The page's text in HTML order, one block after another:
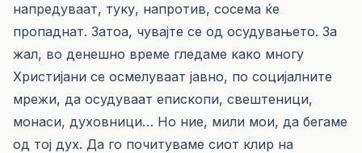
напредуваат, туку, напротив, сосема ќе
пропаднат. Затоа, чувајте се од осудувањето. За
жал, во денешно време гледаме како многу
Христијани се осмелуваат јавно, по социјалните
мрежи, да осудуваат епископи, свештеници,
монаси, духовници… Но ние, мили мои, да бегаме
од тој дух. Да го почитуваме сиот клир на